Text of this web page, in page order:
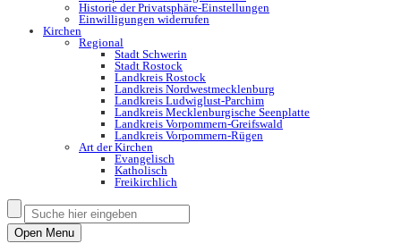
Historie der Privatsphäre-Einstellungen
Einwilligungen widerrufen
Kirchen
Regional
Stadt Schwerin
Stadt Rostock
Landkreis Rostock
Landkreis Nordwestmecklenburg
Landkreis Ludwiglust-Parchim
Landkreis Mecklenburgische Seenplatte
Landkreis Vorpommern-Greifswald
Landkreis Vorpommern-Rügen
Art der Kirchen
Evangelisch
Katholisch
Freikirchlich
Open Menu